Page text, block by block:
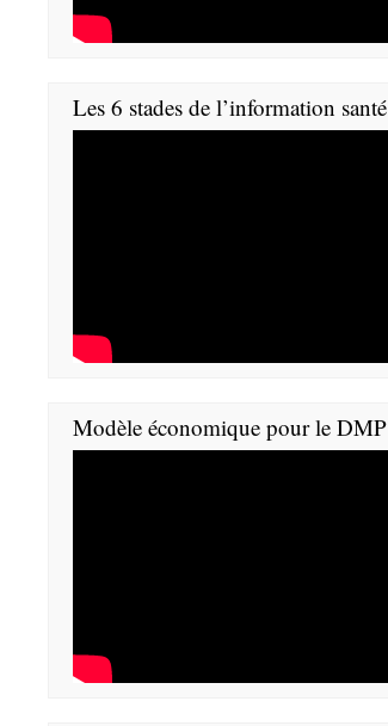
Les 6 stades de l’information santé
Modèle économique pour le DMP